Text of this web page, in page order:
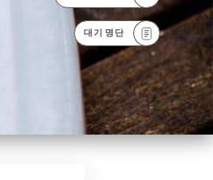
대기 명단